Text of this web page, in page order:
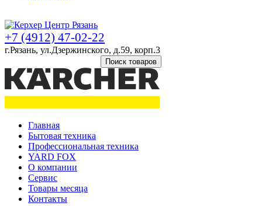
+7 (4912) 47-02-22
г.Рязань, ул.Дзержинского, д.59, корп.3
Поиск товаров
Главная
Бытовая техника
Профессиональная техника
YARD FOX
О компании
Сервис
Товары месяца
Контакты